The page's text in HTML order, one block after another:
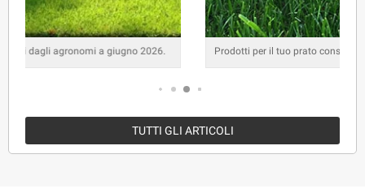
Prodotti per il tuo prato consigliati dagli agronomi a maggio 2026.
TUTTI GLI ARTICOLI